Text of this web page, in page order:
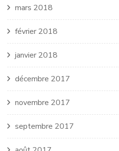
mars 2018
février 2018
janvier 2018
décembre 2017
novembre 2017
septembre 2017